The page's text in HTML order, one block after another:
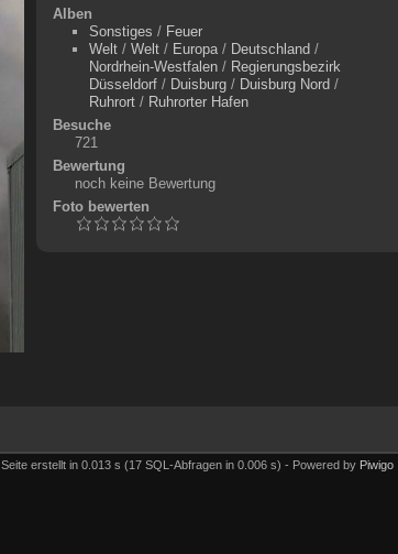
Alben
Sonstiges / Feuer
Welt/ Welt/ Europa/ Deutschland /
Nordrhein-Westfalen/ Regierungsbezirk
Düsseldorf/ Duisburg/ Duisburg Nord /
Ruhrort/ Ruhrorter Hafen
Besuche
721
Bewertung
noch keine Bewertung
Foto bewerten
Seite erstellt in 0.013 s (17 SQL-Abfragen in 0.006 s) - Powered by Piwigo